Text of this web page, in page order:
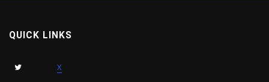
QUICK LINKS
X